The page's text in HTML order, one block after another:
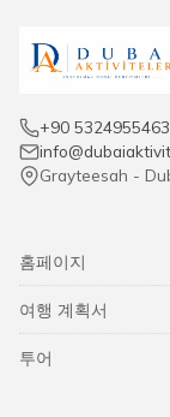
+90 5324955463
Grayteesah -
홈페이지
여행 계획서
투어